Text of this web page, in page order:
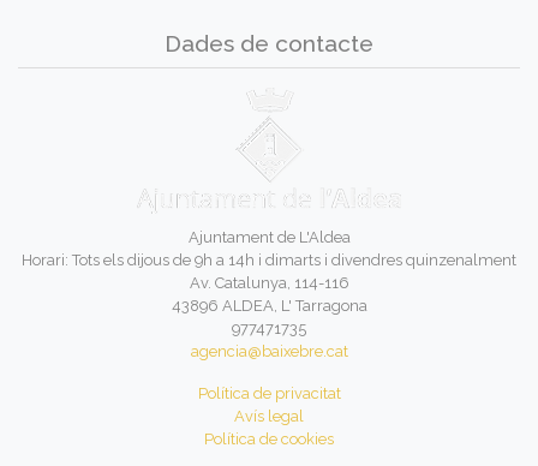
Dades de contacte
Ajuntament de L'Aldea
Horari: Tots els dijous de 9h a 14h i dimarts i divendres quinzenalment
Av. Catalunya, 114-116
43896 ALDEA, L' Tarragona
977471735
agencia@baixebre.cat
Política de privacitat
Avís legal
Política de cookies